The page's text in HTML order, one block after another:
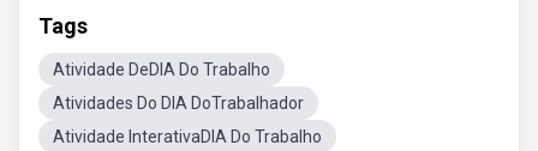
Tags
Atividade DeDIA Do Trabalho
Atividades Do DIA DoTrabalhador
Atividade InterativaDIA Do Trabalho